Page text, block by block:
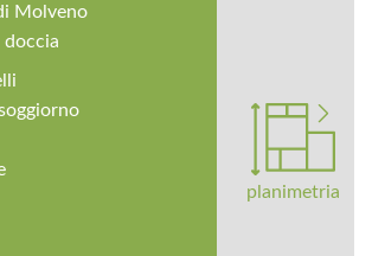
Molveno
doccia
planimetria